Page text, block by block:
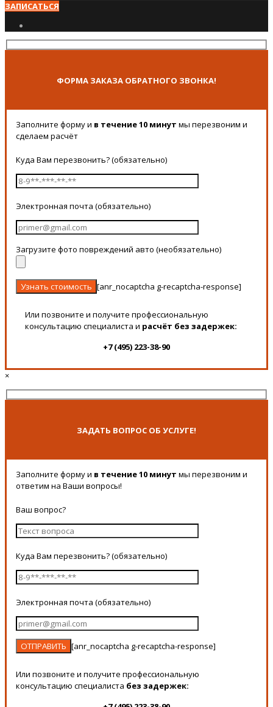
ЗАПИСАТЬСЯ
ФОРМА ЗАКАЗА ОБРАТНОГО ЗВОНКА!
Заполните форму и в течение 10 минут мы перезвоним и
сделаем расчёт
Куда Вам перезвонить? (обязательно)
Электронная почта (обязательно)
Загрузите фото повреждений авто (необязательно)
[anr_nocaptcha g-recaptcha-response]
Или позвоните и получите профессиональную
консультацию специалиста и расчёт без задержек:
+7 (495) 223-38-90
×
ЗАДАТЬ ВОПРОС ОБ УСЛУГЕ!
Заполните форму и в течение 10 минут мы перезвоним и
ответим на Ваши вопросы!
Ваш вопрос?
Куда Вам перезвонить? (обязательно)
Электронная почта (обязательно)
[anr_nocaptcha g-recaptcha-response]
Или позвоните и получите профессиональную
консультацию специалиста без задержек: